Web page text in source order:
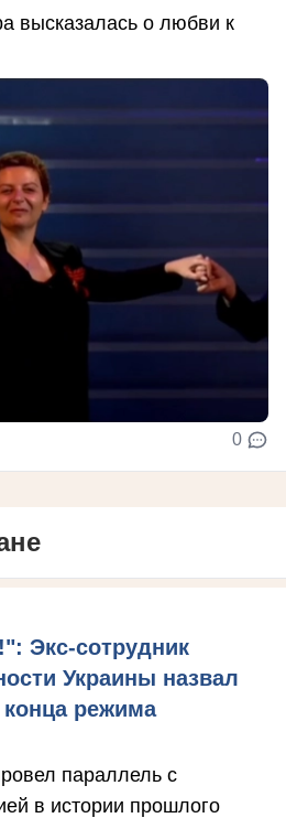
высказалась о любви к
0
Экс-сотрудник
Украины назвал
режима
параллель с
в истории прошлого